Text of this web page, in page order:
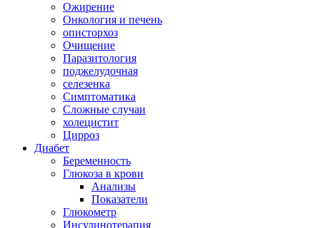
Ожирение
Онкология и печень
описторхоз
Очищение
Паразитология
поджелудочная
селезенка
Симптоматика
Сложные случаи
холецистит
Цирроз
Диабет
Беременность
Глюкоза в крови
Анализы
Показатели
Глюкометр
Инсулинотерапия